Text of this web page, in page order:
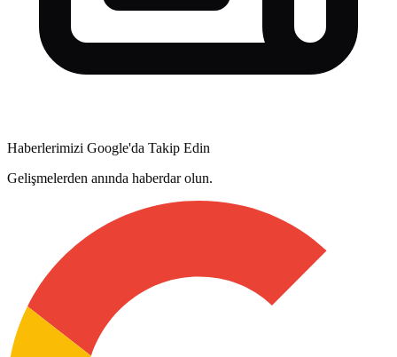
Haberlerimizi Google'da Takip Edin
Gelişmelerden anında haberdar olun.